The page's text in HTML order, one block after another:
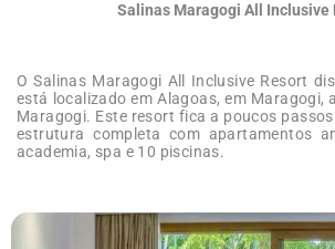
Salinas Maragogi All Inclusive
O Salinas Maragogi All Inclusive Resort
está localizado em Alagoas, em Maragogi,
Maragogi. Este resort fica a poucos
estrutura completa com apartamentos
academia, spa e 10 piscinas.